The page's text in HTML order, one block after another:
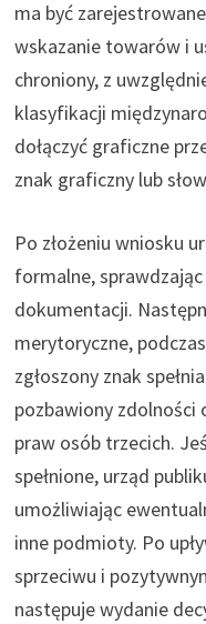
ma być
wskazanie towarów i
chroniony, z
klasyfikacji
dołączyć graficzne
znak graficzny lub
Po złożeniu wniosku
formalne,
dokumentacji.
merytoryczne,
zgłoszony znak
pozbawiony zdolności
praw osób trzecich.
spełnione, urząd
umożliwiając
inne podmioty. Po
sprzeciwu i
następuje wydanie